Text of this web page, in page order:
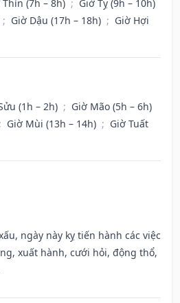
Thìn (7h – 8h) ; Giờ Tỵ (9h – 10h)
; Giờ Dậu (17h – 18h) ; Giờ Hợi
(1h – 2h) ; Giờ Mão (5h – 6h)
; Giờ Mùi (13h – 14h) ; Giờ Tuất
ngày này kỵ tiến hành các việc
xuất hành, cưới hỏi, động thổ,